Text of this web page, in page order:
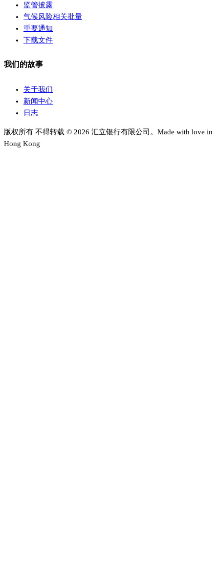
监管披露
气候风险相关批量
重要通知
下载文件
我们的故事
关于我们
新闻中心
日志
版权所有 不得转载 © 2026 汇立银行有限公司。Made with love in
Hong Kong